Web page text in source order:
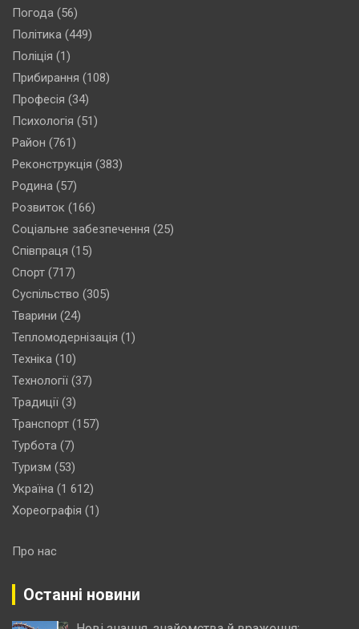
Погода (56)
Політика (449)
Поліція (1)
Прибирання (108)
Професія (34)
Психологія (51)
Район (761)
Реконструкція (383)
Родина (57)
Розвиток (166)
Соціальне забезпечення (25)
Співпраця (15)
Спорт (717)
Суспільство (305)
Тварини (24)
Тепломодернізація (1)
Техніка (10)
Технології (37)
Традиції (3)
Транспорт (157)
Турбота (7)
Туризм (53)
Україна (1 612)
Хореографія (1)
Про нас
Останні новини